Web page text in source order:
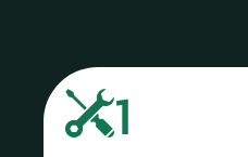
1